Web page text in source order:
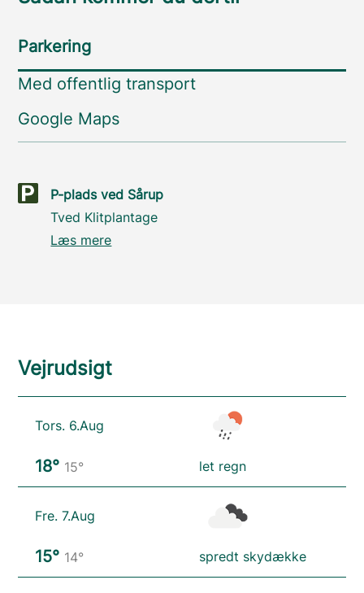
Parkering
Med offentlig transport
Google Maps
P-plads ved Sårup
Tved Klitplantage
Læs mere
Vejrudsigt
Tors. 6.Aug
18° 15° let regn
Fre. 7.Aug
15° 14° spredt skydække